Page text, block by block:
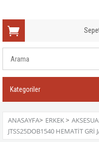
Kategoriler
ANASAYFA> ERKEK>
JTSS25DOB1540 HEMATİT GRİ